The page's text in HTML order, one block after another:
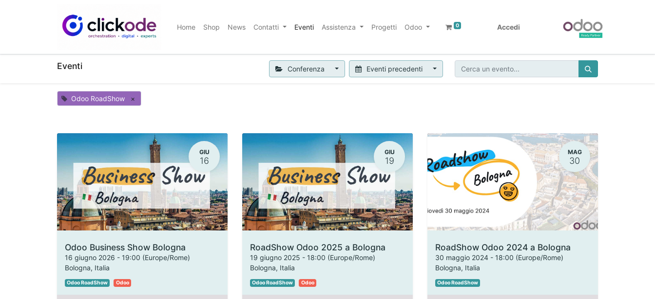
Home Shop News Contatti Eventi Assistenza Progetti Odoo 0 Accedi
Eventi Conferenza Eventi precedenti
Odoo RoadShow ×
GIU
16
Odoo Business Show Bologna
16 giugno 2026 - 19:00 (Europe/Rome)
Bologna, Italia
Odoo RoadShow Odoo
GIU
19
RoadShow Odoo 2025 a Bologna
19 giugno 2025 - 18:00 (Europe/Rome)
Bologna, Italia
Odoo RoadShow Odoo
MAG
30
RoadShow Odoo 2024 a Bologna
30 maggio 2024 - 18:00 (Europe/Rome)
Bologna, Italia
Odoo RoadShow